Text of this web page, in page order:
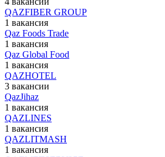
QAZFIBER GROUP
1 вакансия
Qaz Foods Trade
1 вакансия
Qaz Global Food
1 вакансия
QAZHOTEL
3 вакансии
QazJihaz
1 вакансия
QAZLINES
1 вакансия
QAZLITMASH
1 вакансия